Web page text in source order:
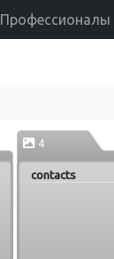
Профессионалы
4
contacts